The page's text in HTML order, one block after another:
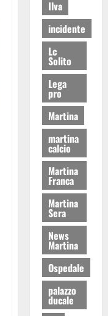
Ilva
incidente
Lc
Solito
Lega
pro
Martina
martina
calcio
Martina
Franca
Martina
Sera
News
Martina
Ospedale
palazzo
ducale